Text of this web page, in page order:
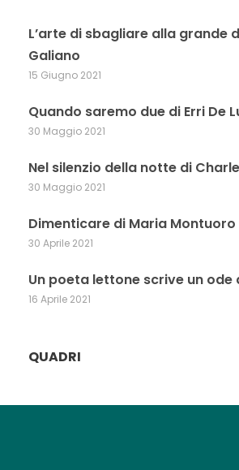
L’arte di sbagliare alla grande
Galiano
15 Giugno 2021
Quando saremo due di Erri De
30 Maggio 2021
Nel silenzio della notte di
30 Maggio 2021
Dimenticare di Maria Montuoro
30 Aprile 2021
Un poeta lettone scrive un
16 Aprile 2021
QUADRI